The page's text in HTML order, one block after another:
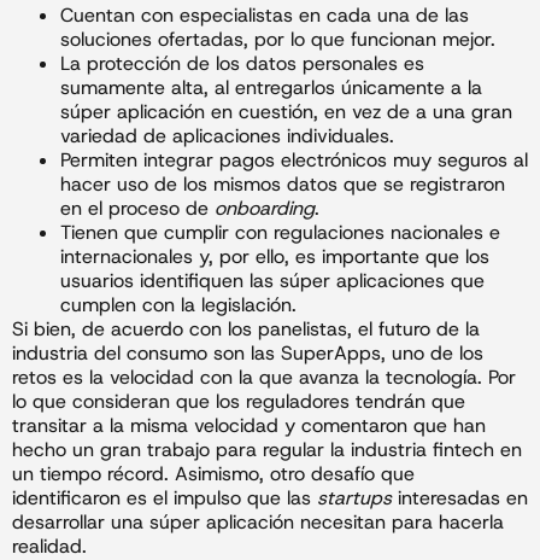
Cuentan con especialistas en cada una de las
soluciones ofertadas, por lo que funcionan mejor.
La protección de los datos personales es
sumamente alta, al entregarlos únicamente a la
súper aplicación en cuestión, en vez de a una gran
variedad de aplicaciones individuales.
Permiten integrar pagos electrónicos muy seguros al
hacer uso de los mismos datos que se registraron
en el proceso de onboarding.
Tienen que cumplir con regulaciones nacionales e
internacionales y, por ello, es importante que los
usuarios identifiquen las súper aplicaciones que
cumplen con la legislación.
Si bien, de acuerdo con los panelistas, el futuro de la
industria del consumo son las SuperApps, uno de los
retos es la velocidad con la que avanza la tecnología. Por
lo que consideran que los reguladores tendrán que
transitar a la misma velocidad y comentaron que han
hecho un gran trabajo para regular la industria fintech en
un tiempo récord. Asimismo, otro desafío que
identificaron es el impulso que las startupsinteresadas en
desarrollar una súper aplicación necesitan para hacerla
realidad.